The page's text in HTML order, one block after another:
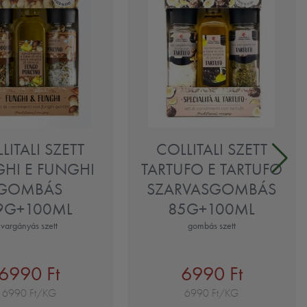
SZETT
E FUNGHI
vargányás szett
Ft
6990 Ft/KG
COLLITALI SZETT
TARTUFO E TARTUFO
SZARVASGOMBÁS
85G+100ML
gombás szett
6990 Ft
6990 Ft/KG